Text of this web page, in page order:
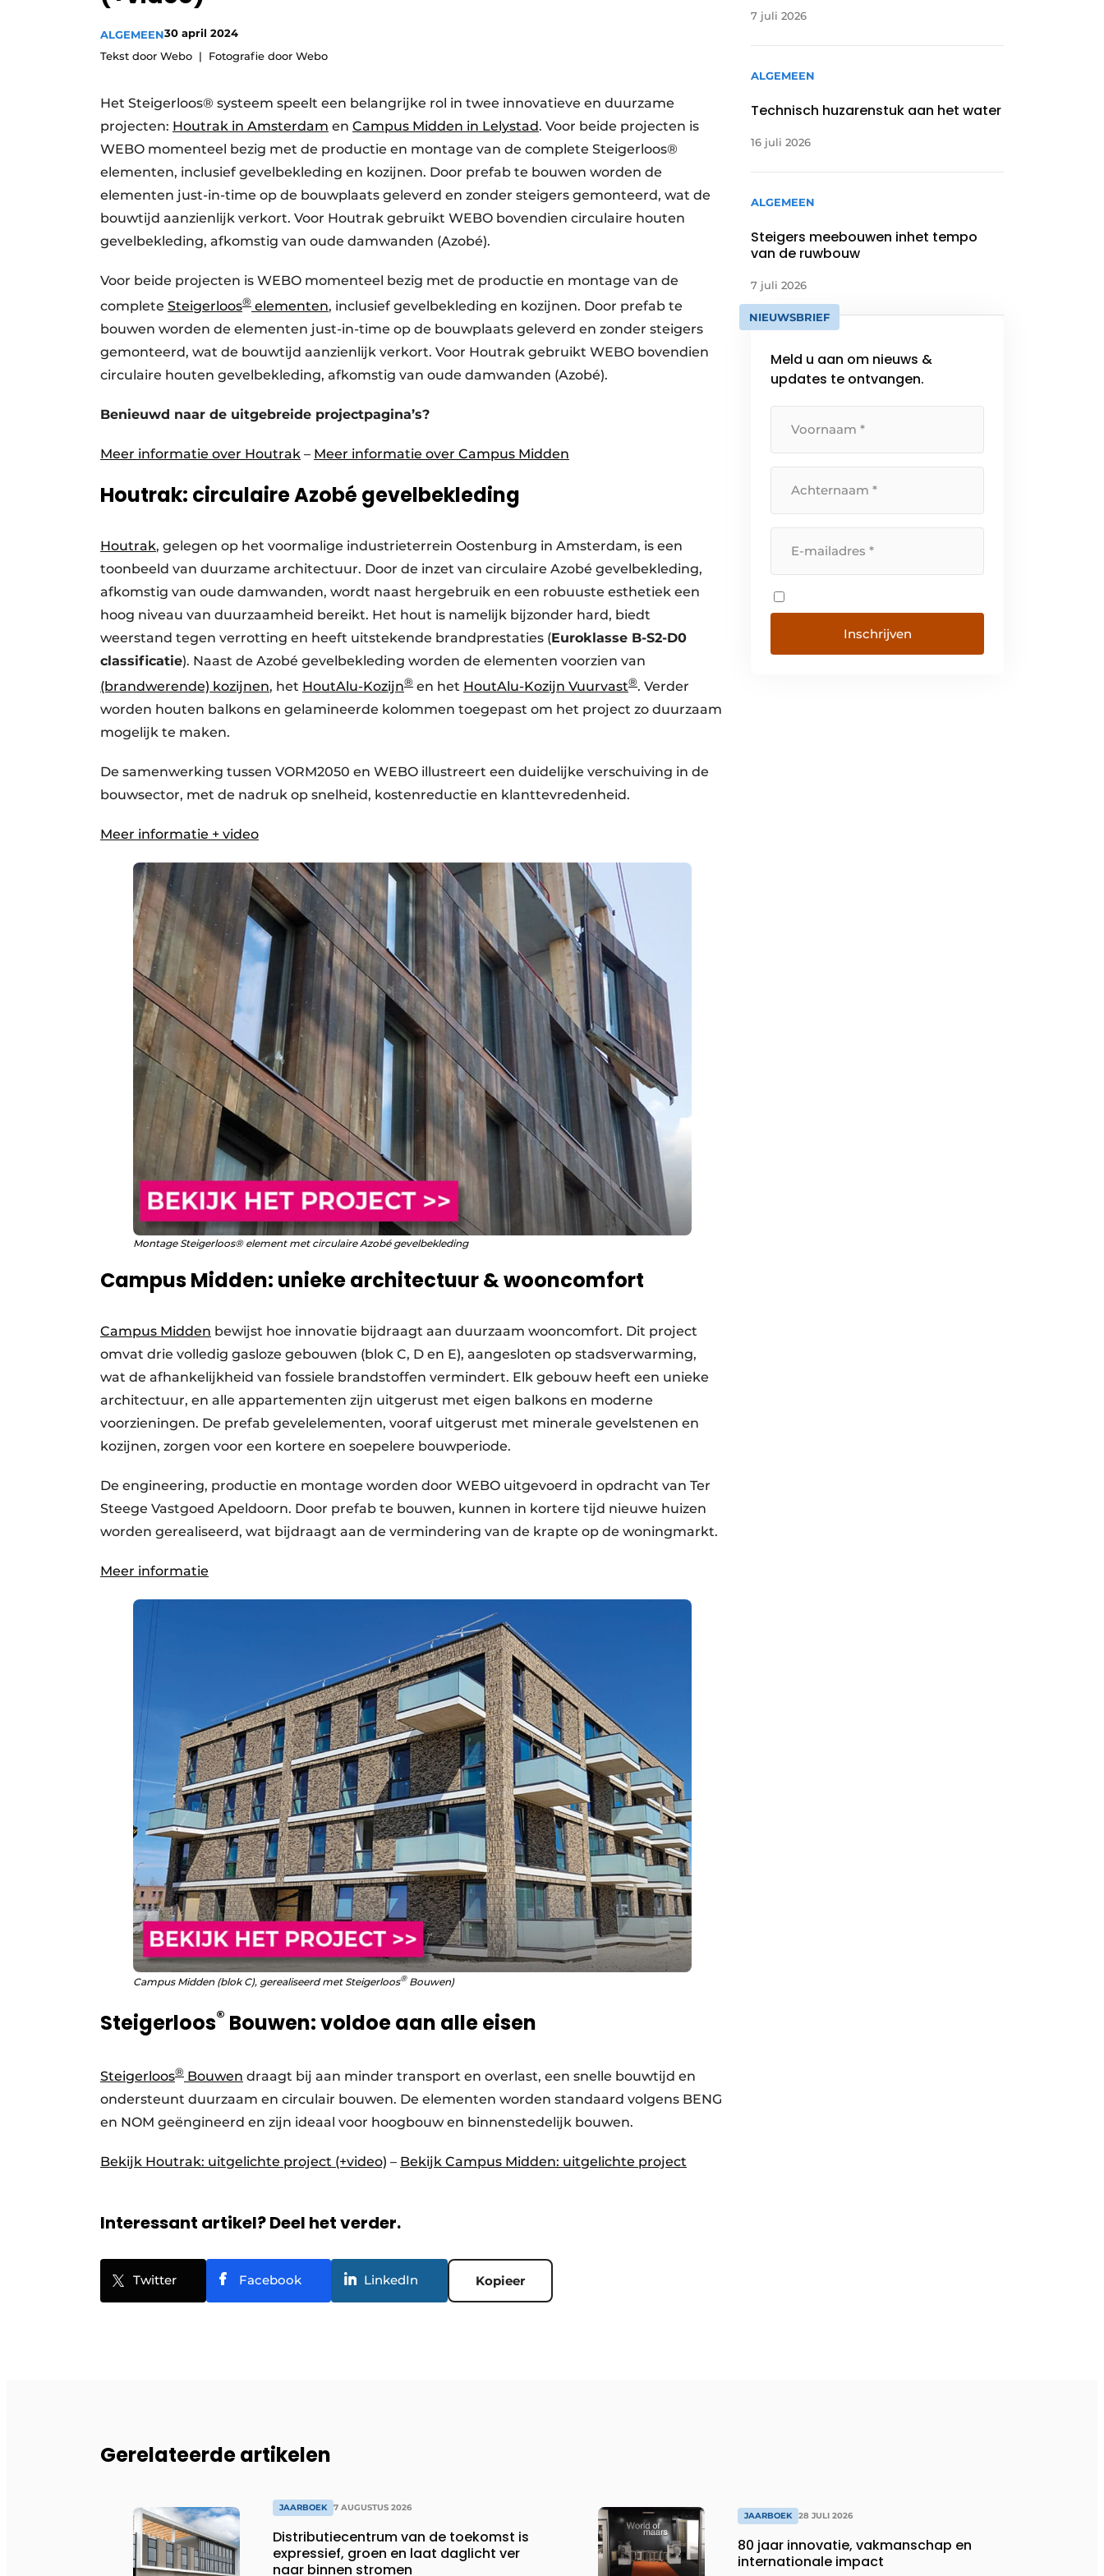
Vacature aanmelden
Vacatures
Video’s
ALGEMEEN30 april 2024
Tekst door Webo
Fotografie door Webo
Het Steigerloos® systeem speelt een belangrijke rol in twee innovatieve en duurzame
projecten: Houtrak in Amsterdam en Campus Midden in Lelystad. Voor beide projecten is
WEBO momenteel bezig met de productie en montage van de complete Steigerloos®
elementen, inclusief gevelbekleding en kozijnen. Door prefab te bouwen worden de
elementen just-in-time op de bouwplaats geleverd en zonder steigers gemonteerd, wat de
bouwtijd aanzienlijk verkort. Voor Houtrak gebruikt WEBO bovendien circulaire houten
gevelbekleding, afkomstig van oude damwanden (Azobé).
Voor beide projecten is WEBO momenteel bezig met de productie en montage van de
complete Steigerloos® elementen, inclusief gevelbekleding en kozijnen. Door prefab te
bouwen worden de elementen just-in-time op de bouwplaats geleverd en zonder steigers
gemonteerd, wat de bouwtijd aanzienlijk verkort. Voor Houtrak gebruikt WEBO bovendien
circulaire houten gevelbekleding, afkomstig van oude damwanden (Azobé).
Benieuwd naar de uitgebreide projectpagina’s?
Meer informatie over Houtrak – Meer informatie over Campus Midden
Houtrak: circulaire Azobé gevelbekleding
Houtrak, gelegen op het voormalige industrieterrein Oostenburg in Amsterdam, is een
toonbeeld van duurzame architectuur. Door de inzet van circulaire Azobé gevelbekleding,
afkomstig van oude damwanden, wordt naast hergebruik en een robuuste esthetiek een
hoog niveau van duurzaamheid bereikt. Het hout is namelijk bijzonder hard, biedt
weerstand tegen verrotting en heeft uitstekende brandprestaties (Euroklasse B-S2-D0
classificatie). Naast de Azobé gevelbekleding worden de elementen voorzien van
(brandwerende) kozijnen, het HoutAlu-Kozijn® en het HoutAlu-Kozijn Vuurvast®. Verder
worden houten balkons en gelamineerde kolommen toegepast om het project zo duurzaam
mogelijk te maken.
De samenwerking tussen VORM2050 en WEBO illustreert een duidelijke verschuiving in de
bouwsector, met de nadruk op snelheid, kostenreductie en klanttevredenheid.
Meer informatie + video
Montage Steigerloos® element met circulaire Azobé gevelbekleding
Campus Midden: unieke architectuur & wooncomfort
Campus Midden bewijst hoe innovatie bijdraagt aan duurzaam wooncomfort. Dit project
omvat drie volledig gasloze gebouwen (blok C, D en E), aangesloten op stadsverwarming,
wat de afhankelijkheid van fossiele brandstoffen vermindert. Elk gebouw heeft een unieke
architectuur, en alle appartementen zijn uitgerust met eigen balkons en moderne
voorzieningen. De prefab gevelelementen, vooraf uitgerust met minerale gevelstenen en
kozijnen, zorgen voor een kortere en soepelere bouwperiode.
De engineering, productie en montage worden door WEBO uitgevoerd in opdracht van Ter
Steege Vastgoed Apeldoorn. Door prefab te bouwen, kunnen in kortere tijd nieuwe huizen
worden gerealiseerd, wat bijdraagt aan de vermindering van de krapte op de woningmarkt.
Meer informatie
Campus Midden (blok C), gerealiseerd met Steigerloos®Bouwen)
Steigerloos® Bouwen: voldoe aan alle eisen
Steigerloos® Bouwen draagt bij aan minder transport en overlast, een snelle bouwtijd en
ondersteunt duurzaam en circulair bouwen. De elementen worden standaard volgens BENG
en NOM geëngineerd en zijn ideaal voor hoogbouw en binnenstedelijk bouwen.
Bekijk Houtrak: uitgelichte project (+video) – Bekijk Campus Midden: uitgelichte project
Interessant artikel? Deel het verder.
Twitter Facebook LinkedIn Kopieer
7 juli 2026
ALGEMEEN
Technisch huzarenstuk aan het water
16 juli 2026
ALGEMEEN
Steigers meebouwen inhet tempo
van de ruwbouw
7 juli 2026
NIEUWSBRIEF
Meld u aan om nieuws &
updates te ontvangen.
Gerelateerde artikelen
JAARBOEK 7 AUGUSTUS 2026
Distributiecentrum van de toekomst is
expressief, groen en laat daglicht ver
naar binnen stromen
JAARBOEK 28 JULI 2026
80 jaar innovatie, vakmanschap en
internationale impact